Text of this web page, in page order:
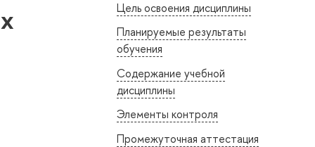
Цель освоения дисциплины
Планируемые результаты
обучения
Содержание учебной
дисциплины
Элементы контроля
Промежуточная аттестация